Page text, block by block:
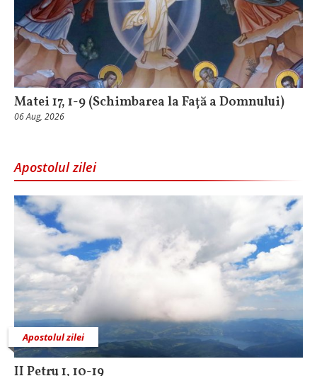
Matei 17, 1-9 (Schimbarea la Față a Domnului)
06 Aug, 2026
Apostolul zilei
Apostolul zilei
II Petru 1, 10-19